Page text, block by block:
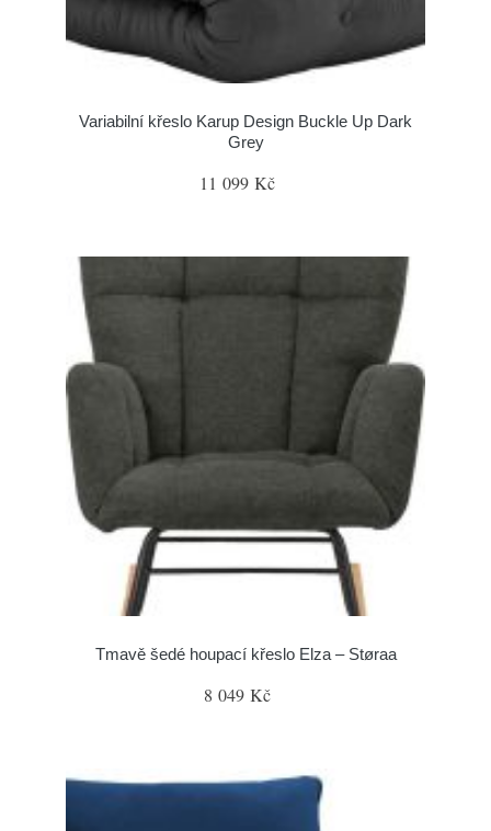
Variabilní křeslo Karup Design Buckle Up Dark
Grey
11 099 Kč
Tmavě šedé houpací křeslo Elza – Støraa
8 049 Kč